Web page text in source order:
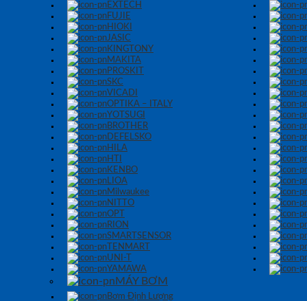
EXTECH
FUJIE
HIOKI
JASIC
KINGTONY
MAKITA
PROSKIT
SKC
VICADI
OPTIKA – ITALY
YOTSUGI
BROTHER
DEFELSKO
HILA
HTI
KENBO
LIOA
Milwaukee
NITTO
OPT
RION
SMARTSENSOR
TENMART
UNI-T
YAMAWA
MÁY BƠM
Bơm Định Lượng